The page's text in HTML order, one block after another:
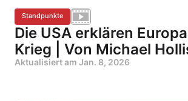
Standpunkte
Die USA erklären
Krieg | Von Michael
Aktualisiert am Jan. 8, 2026